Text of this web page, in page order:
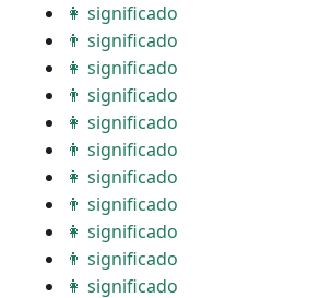
👩 significado
👨 significado
👩 significado
👨 significado
👩 significado
👨 significado
👩 significado
👨 significado
👩 significado
👨 significado
👩 significado